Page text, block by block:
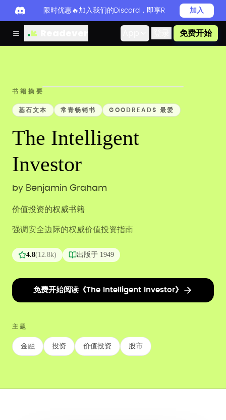
限时优惠🔥加入我们的Discord，即享Readever PRO五折
加入
免费开始
书籍摘要
基石文本 常青畅销书 GOODREADS 最爱
The Intelligent
Investor
by Benjamin Graham
价值投资的权威书籍
强调安全边际的权威价值投资指南
4.8(12.8k) 出版于 1949
免费开始阅读《The Intelligent Investor》
主题
金融 投资 价值投资 股市